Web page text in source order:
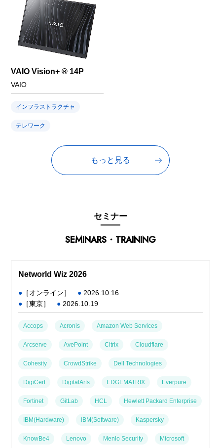
VAIO Vision+ ® 14P
VAIO
インフラストラクチャ
テレワーク
もっと見る
SEMINARS・TRAINING
セミナー
Networld Wiz 2026
● ［オンライン］ ● 2026.10.16
● ［東京］ ● 2026.10.19
Accops Acronis Amazon Web Services
Arcserve AvePoint Citrix Cloudflare
Cohesity CrowdStrike Dell Technologies
DigiCert DigitalArts EDGEMATRIX Everpure
Fortinet GitLab HCL Hewlett Packard Enterprise
IBM(Hardware) IBM(Software) Kaspersky
KnowBe4 Lenovo Menlo Security Microsoft